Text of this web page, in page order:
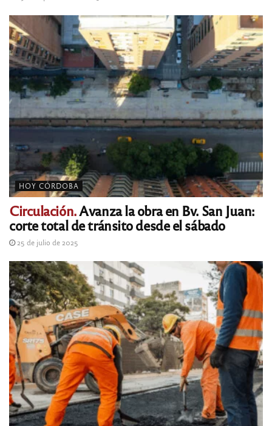
HOY CÓRDOBA
Circulación.Avanza la obra en Bv. San Juan:
corte total de tránsito desde el sábado
25 de julio de 2025